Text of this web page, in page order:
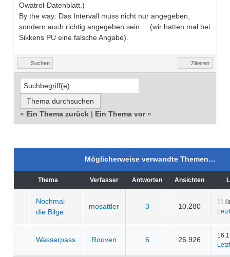
Owatrol-Datenblatt.)
By the way: Das Intervall muss nicht nur angegeben,
sondern auch richtig angegeben sein ... (wir hatten mal bei
Sikkens PU eine falsche Angabe).
Suchen Zitieren
« Ein Thema zurück | Ein Thema vor»
Möglicherweise verwandte Themen…
Thema Verfasser Antworten Ansichten
Nochmal
die Bilge
mosattler 3 10.280
Wasserpass Rouven 6 26.926